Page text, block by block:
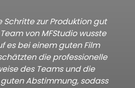
Schritte zur Produktion gut
von MFStudio wusste
es bei einem guten Film
die professionelle
des Teams und die
Abstimmung, sodass